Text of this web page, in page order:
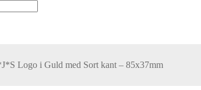
Logo i Guld med Sort kant – 85x37mm